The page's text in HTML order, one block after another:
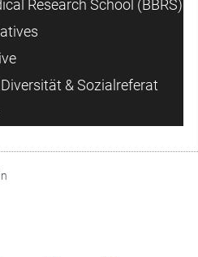
Research School (BBRS)
& Sozialreferat